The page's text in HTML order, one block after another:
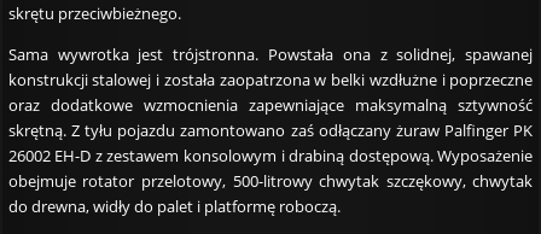
skrętu przeciwbieżnego.
Sama wywrotka jest trójstronna. Powstała ona z solidnej, spawanej
konstrukcji stalowej i została zaopatrzona w belki wzdłużne i poprzeczne
oraz dodatkowe wzmocnienia zapewniające maksymalną sztywność
skrętną. Z tyłu pojazdu zamontowano zaś odłączany żuraw Palfinger PK
26002 EH-D z zestawem konsolowym i drabiną dostępową. Wyposażenie
obejmuje rotator przelotowy, 500-litrowy chwytak szczękowy, chwytak
do drewna, widły do palet i platformę roboczą.